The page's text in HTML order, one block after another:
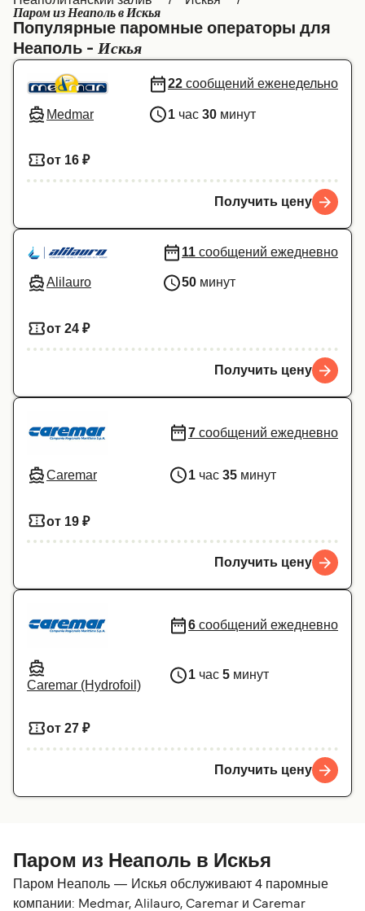
Canada
Ελλάδα
Polska Deutschland
Schweiz (DE) Norge
المغرب Maroc (FR)
Паром из Неаполь в Искья
Популярные паромные операторы для
Неаполь - Искья
Medmar
22 сообщений еженедельно
1 час 30 минут
от 16 ₽
Получить цену
Alilauro
11 сообщений ежедневно
50 минут
от 24 ₽
Получить цену
Caremar
7 сообщений ежедневно
1 час 35 минут
от 19 ₽
Получить цену
Caremar (Hydrofoil)
6 сообщений ежедневно
1 час 5 минут
от 27 ₽
Получить цену
Паром из Неаполь в Искья
Паром Неаполь — Искья обслуживают 4 паромные
компании: Medmar, Alilauro, Caremar и Caremar